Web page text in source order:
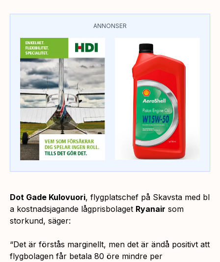
ANNONSER
Dot Gade Kulovuori, flygplatschef på Skavsta med bl
a kostnadsjagande lågprisbolaget Ryanair som
storkund, säger:
“Det är förstås marginellt, men det är ändå positivt att
flygbolagen får betala 80 öre mindre per